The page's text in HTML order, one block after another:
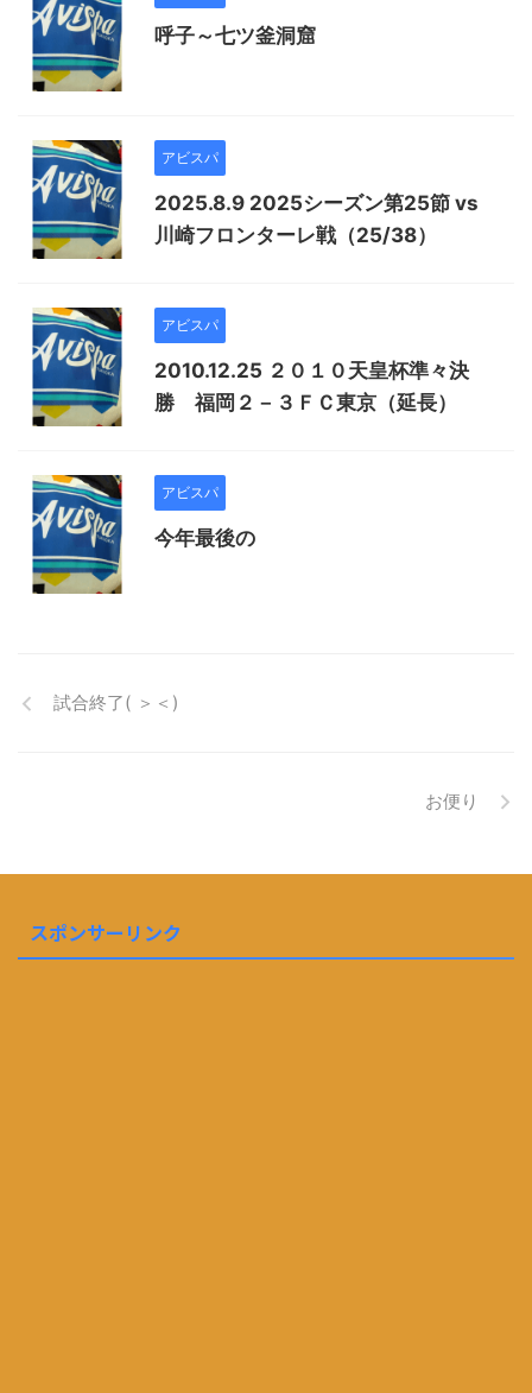
呼子～七ツ釜洞窟
アビスパ
2025.8.9 2025シーズン第25節 vs
川崎フロンターレ戦（25/38）
アビスパ
2010.12.25 ２０１０天皇杯準々決
勝 福岡２－３ＦＣ東京（延長）
アビスパ
今年最後の
試合終了( ＞＜)
お便り
スポンサーリンク